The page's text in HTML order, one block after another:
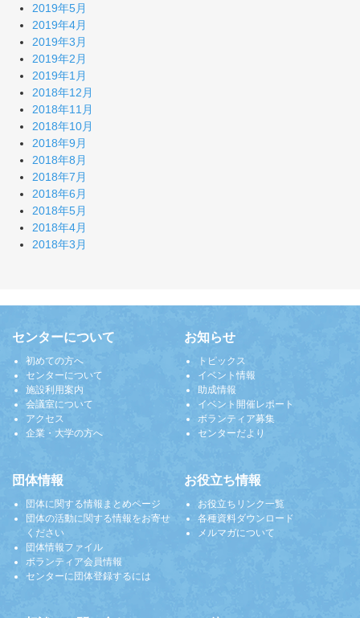
2019年5月
2019年4月
2019年3月
2019年2月
2019年1月
2018年12月
2018年11月
2018年10月
2018年9月
2018年8月
2018年7月
2018年6月
2018年5月
2018年4月
2018年3月
センターについて
初めての方へ
センターについて
施設利用案内
会議室について
アクセス
企業・大学の方へ
お知らせ
トピックス
イベント情報
助成情報
イベント開催レポート
ボランティア募集
センターだより
団体情報
団体に関する情報まとめページ
団体の活動に関する情報をお寄せ
ください
団体情報ファイル
ボランティア会員情報
センターに団体登録するには
お役立ち情報
お役立ちリンク一覧
各種資料ダウンロード
メルマガについて